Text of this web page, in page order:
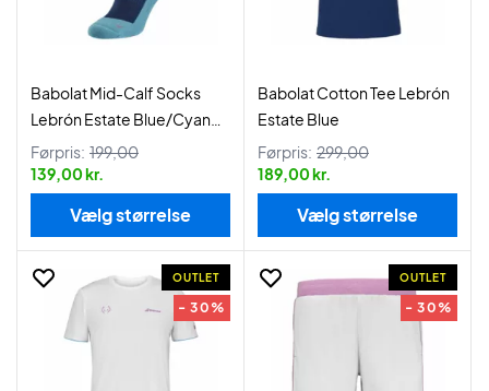
Babolat Mid-Calf Socks
Lebrón Estate Blue/Cyan
Blue
Førpris: 199,00
139,00 kr.
Vælg størrelse
Babolat Cotton Tee Lebrón
Estate Blue
Førpris: 299,00
189,00 kr.
Vælg størrelse
OUTLET
- 30%
OUTLET
- 30%